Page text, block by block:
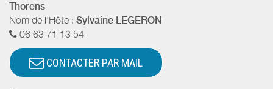
Thorens
Nom de l'Hôte : Sylvaine LEGERON
06 63 71 13 54
CONTACTER PAR MAIL